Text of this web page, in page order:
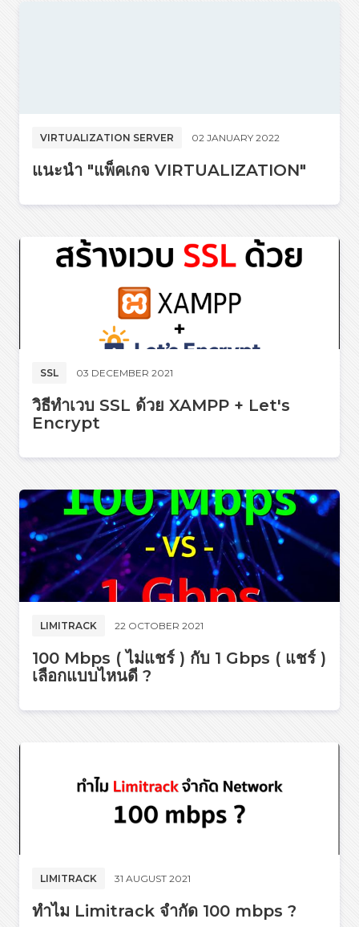
VIRTUALIZATION SERVER 02 JANUARY 2022
แนะนำ "แพ็คเกจ VIRTUALIZATION"
SSL 03 DECEMBER 2021
วิธีทำเวบ SSL ด้วย XAMPP + Let's
Encrypt
LIMITRACK 22 OCTOBER 2021
100 Mbps ( ไม่แชร์ ) กับ 1 Gbps ( แชร์ )
เลือกแบบไหนดี ?
LIMITRACK 31 AUGUST 2021
ทำไม Limitrack จำกัด 100 mbps ?